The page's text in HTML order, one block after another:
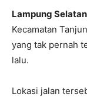
Lampung
Kecamatan
yang tak pernah
lalu.
Lokasi jalan